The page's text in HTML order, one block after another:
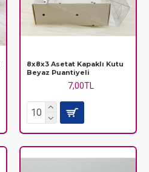
8x8x3 Asetat Kapaklı Kutu
Beyaz Puantiyeli
7,00TL